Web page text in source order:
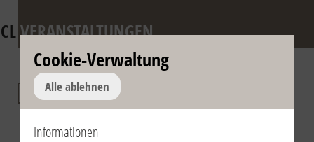
CLVERANSTALTUNGEN
Begegnungen mit
dem Heiligen Vater
Cookie-Verwaltung
Alle ablehnen
Informationen